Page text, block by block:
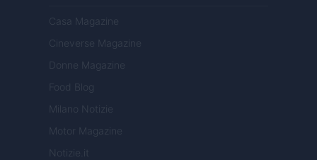
Casa Magazine
Cineverse Magazine
Donne Magazine
Food Blog
Milano Notizie
Motor Magazine
Notizie.it